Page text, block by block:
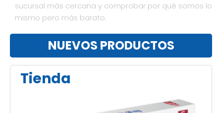
sucursal más cercana y comprobar por qué somos lo
mismo pero más barato.
NUEVOS PRODUCTOS
Tienda